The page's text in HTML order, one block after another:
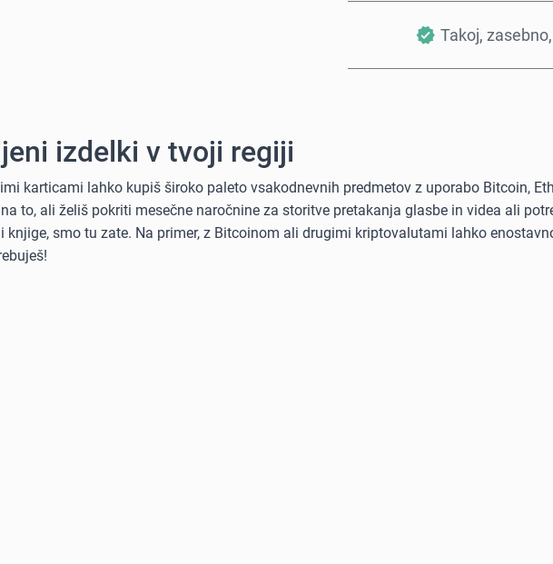
Takoj,
izdelki v tvoji regiji
karticami lahko kupiš široko paleto vsakodnevnih predmetov z uporabo Bitcoin,
to, ali želiš pokriti mesečne naročnine za storitve pretakanja glasbe in videa ali
knjige, smo tu zate. Na primer, z Bitcoinom ali drugimi kriptovalutami lahko